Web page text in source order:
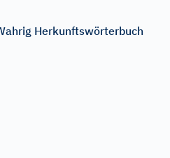
Herkunftswörterbuch